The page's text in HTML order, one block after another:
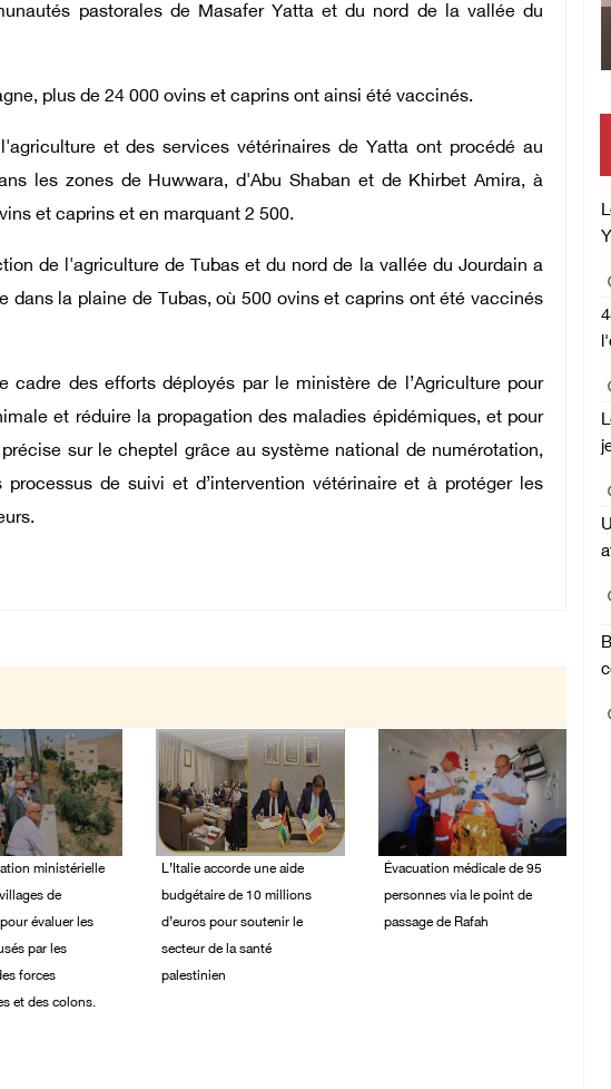
pastorales de Masafer Yatta et du nord de la vallée du
plus de 24 000 ovins et caprins ont ainsi été vaccinés.
et des services vétérinaires de Yatta ont procédé au
les zones de Huwwara, d'Abu Shaban et de Khirbet Amira, à
et caprins et en marquant 2 500.
de l'agriculture de Tubas et du nord de la vallée du Jourdain a
dans la plaine de Tubas, où 500 ovins et caprins ont été vaccinés
cadre des efforts déployés par le ministère de l’Agriculture pour
et réduire la propagation des maladies épidémiques, et pour
sur le cheptel grâce au système national de numérotation,
de suivi et d’intervention vétérinaire et à protéger les
ministérielle
de
évaluer les
par les
forces
et des colons.
L’Italie accorde une aide
budgétaire de 10 millions
d’euros pour soutenir le
secteur de la santé
palestinien
Évacuation médicale de 95
personnes via le point de
passage de Rafah
Le Président
Manama : Nous
mise en œuvre
Central